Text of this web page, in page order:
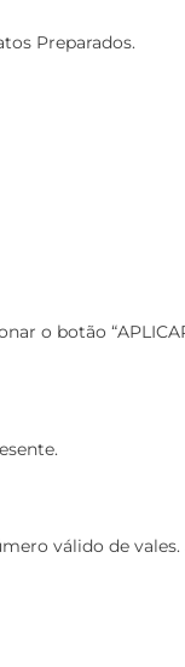
Preparados.
o botão
válido de